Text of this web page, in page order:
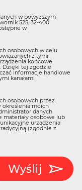
w powyższym
525, 32-400
w
osobowych w celu
z tymi
końcowe
Dzięki tej zgodzie
informacje handlowe
kanałami
osobowych przez
określenia moich
danych
materiały osobowe lub
urządzenia
(zgodnie z
Wyślij